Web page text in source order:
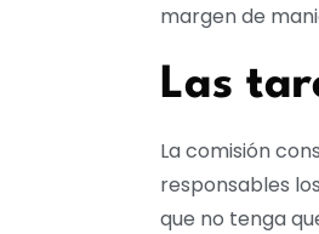
margen de
Las
La comisión
responsables
que no tenga